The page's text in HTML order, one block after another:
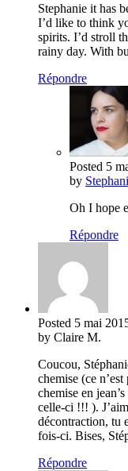
Stephanie it has
I’d like to think
spirits. I’d stroll
rainy day. With
Répondre
Posted 5
by
Oh I hope
Répondre
Posted 5 mai
by Claire M.
Coucou,
chemise (ce
chemise en
celle-ci !!! ).
décontraction, tu
fois-ci. Bises,
Répondre